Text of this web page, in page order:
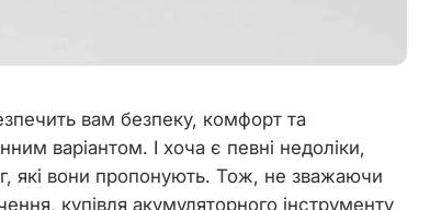
вам безпеку, комфорт та
варіантом. І хоча є певні недоліки,
які вони пропонують. Тож, не зважаючи
купівля акумуляторного інструменту